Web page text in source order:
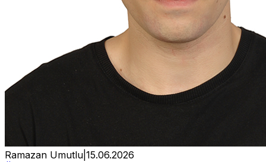
Ramazan Umutlu 15.06.2026